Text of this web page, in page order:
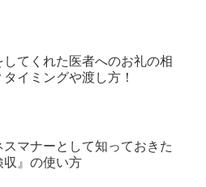
してくれた医者へのお礼の相
タイミングや渡し方！
スマナーとして知っておきた
収』の使い方